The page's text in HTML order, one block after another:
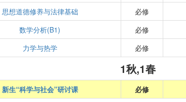
思想道德修养与法律基础 必修
数学分析(B1) 必修
力学与热学 必修
1秋,1春
新生“科学与社会”研讨课 必修